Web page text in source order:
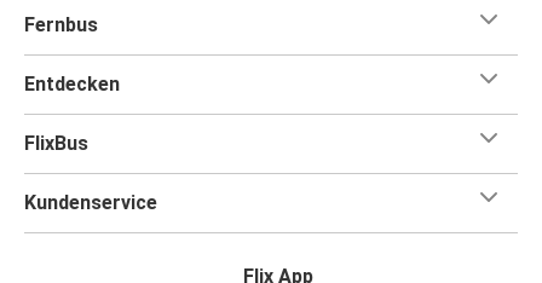
Fernbus
Entdecken
FlixBus
Kundenservice
Flix App